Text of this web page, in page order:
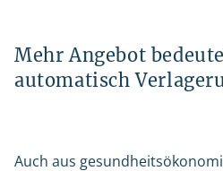
Mehr Angebot
automatisch
Auch aus